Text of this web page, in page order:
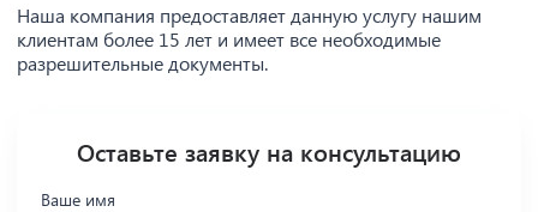
Наша компания предоставляет данную услугу нашим
клиентам более 15 лет и имеет все необходимые
разрешительные документы.
Оставьте заявку на консультацию
Ваше имя